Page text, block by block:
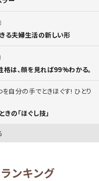
る夫婦生活の新しい形
は、顔を見れば99%わかる。
自分の手でときほぐす! ひとり
の「ほぐし技」
ンキング